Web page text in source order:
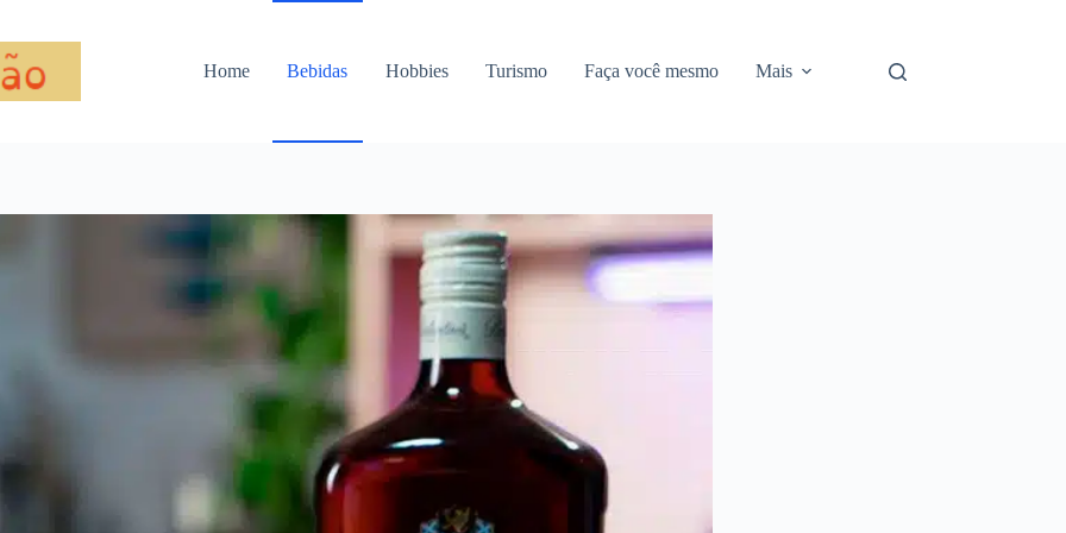
Home Bebidas Hobbies Turismo Faça você mesmo Mais